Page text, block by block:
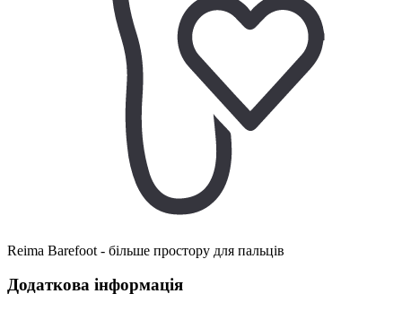
Reima Barefoot - більше простору для пальців
Додаткова інформація